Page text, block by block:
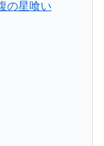
の星喰い